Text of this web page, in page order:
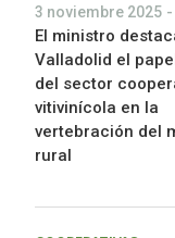
3 noviembre 2025 -
El ministro
Valladolid el
del sector
vitivinícola en la
vertebración del
rural